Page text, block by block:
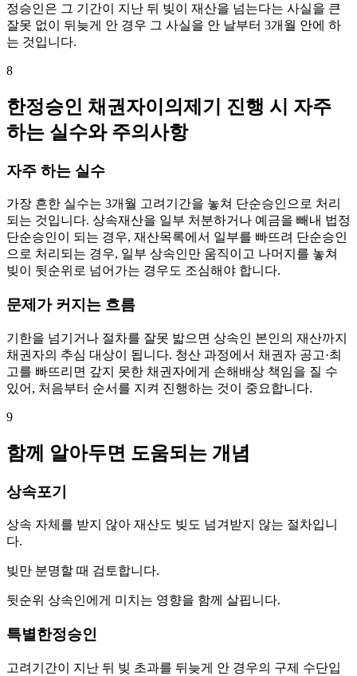
정승인은 그 기간이 지난 뒤 빚이 재산을 넘는다는 사실을 큰
잘못 없이 뒤늦게 안 경우 그 사실을 안 날부터 3개월 안에 하
는 것입니다.
8
한정승인 채권자이의제기 진행 시 자주
하는 실수와 주의사항
자주 하는 실수
가장 흔한 실수는 3개월 고려기간을 놓쳐 단순승인으로 처리
되는 것입니다. 상속재산을 일부 처분하거나 예금을 빼내 법정
단순승인이 되는 경우, 재산목록에서 일부를 빠뜨려 단순승인
으로 처리되는 경우, 일부 상속인만 움직이고 나머지를 놓쳐
빚이 뒷순위로 넘어가는 경우도 조심해야 합니다.
문제가 커지는 흐름
기한을 넘기거나 절차를 잘못 밟으면 상속인 본인의 재산까지
채권자의 추심 대상이 됩니다. 청산 과정에서 채권자 공고·최
고를 빠뜨리면 갚지 못한 채권자에게 손해배상 책임을 질 수
있어, 처음부터 순서를 지켜 진행하는 것이 중요합니다.
9
함께 알아두면 도움되는 개념
상속포기
상속 자체를 받지 않아 재산도 빚도 넘겨받지 않는 절차입니
다.
빚만 분명할 때 검토합니다.
뒷순위 상속인에게 미치는 영향을 함께 살핍니다.
특별한정승인
고려기간이 지난 뒤 빚 초과를 뒤늦게 안 경우의 구제 수단입